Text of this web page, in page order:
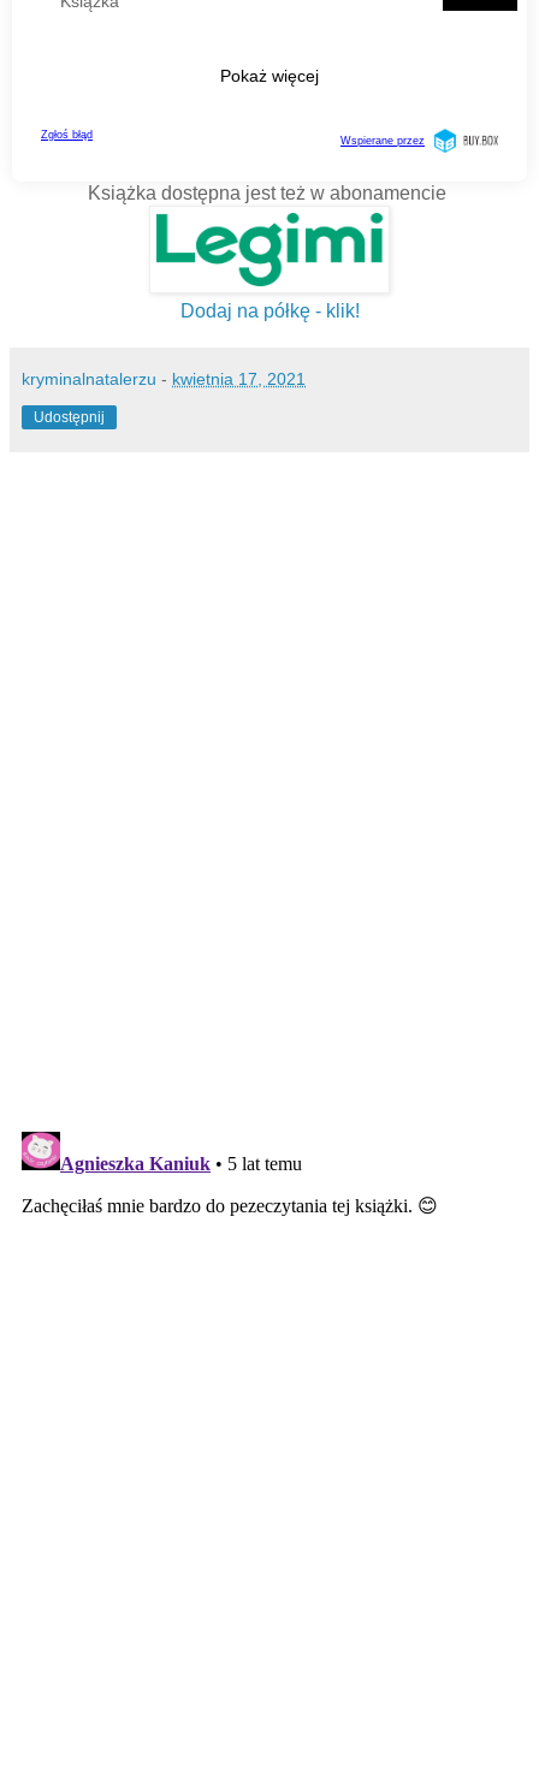
Książka dostępna jest też w abonamencie
Dodaj na półkę - klik!
kryminalnatalerzu - kwietnia 17, 2021
Udostępnij